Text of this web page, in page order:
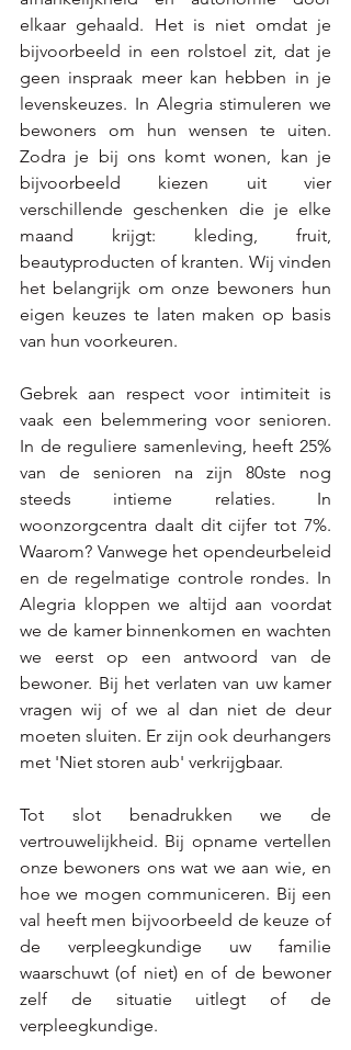
elkaar gehaald. Het is niet omdat je
bijvoorbeeld in een rolstoel zit, dat je
geen inspraak meer kan hebben in je
levenskeuzes. In Alegria stimuleren we
bewoners om hun wensen te uiten.
Zodra je bij ons komt wonen, kan je
bijvoorbeeld kiezen uit vier
verschillende geschenken die je elke
maand krijgt: kleding, fruit,
beautyproducten of kranten. Wij vinden
het belangrijk om onze bewoners hun
eigen keuzes te laten maken op basis
van hun voorkeuren.
Gebrek aan respect voor intimiteit is
vaak een belemmering voor senioren.
In de reguliere samenleving, heeft 25%
van de senioren na zijn 80ste nog
steeds intieme relaties. In
woonzorgcentra daalt dit cijfer tot 7%.
Waarom? Vanwege het opendeurbeleid
en de regelmatige controle rondes. In
Alegria kloppen we altijd aan voordat
we de kamer binnenkomen en wachten
we eerst op een antwoord van de
bewoner. Bij het verlaten van uw kamer
vragen wij of we al dan niet de deur
moeten sluiten. Er zijn ook deurhangers
met 'Niet storen aub' verkrijgbaar.
Tot slot benadrukken we de
vertrouwelijkheid. Bij opname vertellen
onze bewoners ons wat we aan wie, en
hoe we mogen communiceren. Bij een
val heeft men bijvoorbeeld de keuze of
de verpleegkundige uw familie
waarschuwt (of niet) en of de bewoner
zelf de situatie uitlegt of de
verpleegkundige.